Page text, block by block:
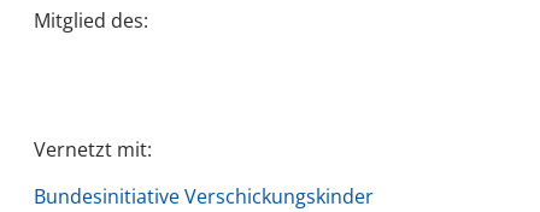
Mitglied des:
Vernetzt mit:
Bundesinitiative Verschickungskinder